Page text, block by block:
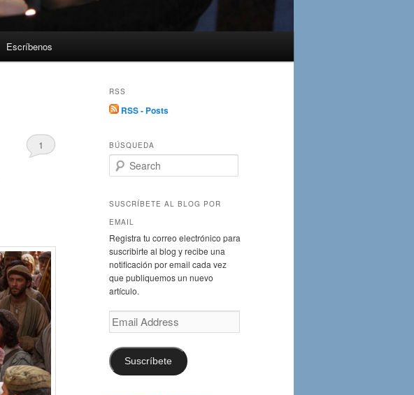
Escríbenos
1
RSS
RSS - Posts
BÚSQUEDA
e
r
h
SUSCRÍBETE AL BLOG POR
EMAIL
Registra tu correo electrónico para
suscribirte al blog y recibe una
notificación por email cada vez
que publiquemos un nuevo
artículo.
Email
Address
Suscríbete